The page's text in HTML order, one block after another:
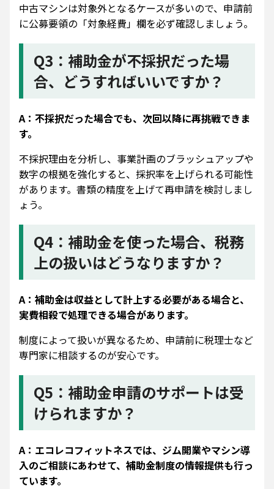
中古マシンは対象外となるケースが多いので、申請前
に公募要領の「対象経費」欄を必ず確認しましょう。
Q3：補助金が不採択だった場
合、どうすればいいですか？
A：不採択だった場合でも、次回以降に再挑戦できま
す。
不採択理由を分析し、事業計画のブラッシュアップや
数字の根拠を強化すると、採択率を上げられる可能性
があります。書類の精度を上げて再申請を検討しまし
ょう。
Q4：補助金を使った場合、税務
上の扱いはどうなりますか？
A：補助金は収益として計上する必要がある場合と、
実費相殺で処理できる場合があります。
制度によって扱いが異なるため、申請前に税理士など
専門家に相談するのが安心です。
Q5：補助金申請のサポートは受
けられますか？
A：エコレコフィットネスでは、ジム開業やマシン導
入のご相談にあわせて、補助金制度の情報提供も行っ
ています。